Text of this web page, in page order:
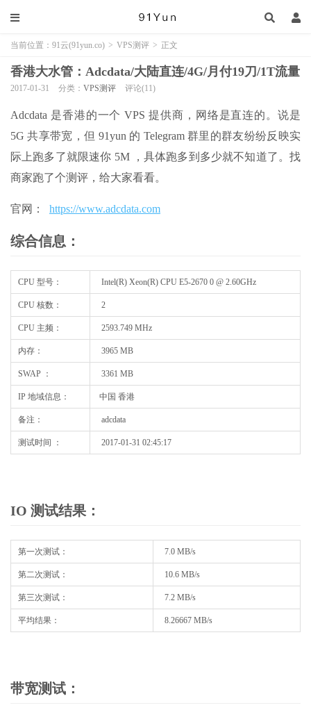
当前位置： 91云(91yun.co) > VPS测评 > 正文
香港大水管：Adcdata/大陆直连/4G/月付19刀/1T流量
2017-01-31 分类： VPS测评 评论(11)
Adcdata 是香港的一个 VPS 提供商，网络是直连的。说是
5G 共享带宽，但 91yun 的 Telegram 群里的群友纷纷反映实
际上跑多了就限速你 5M ，具体跑多到多少就不知道了。找
商家跑了个测评，给大家看看。
官网： https://www.adcdata.com
综合信息：
CPU 型号： Intel(R) Xeon(R) CPU E5-2670 0 @ 2.60GHz
CPU 核数： 2
CPU 主频： 2593.749 MHz
内存： 3965 MB
SWAP ： 3361 MB
IP 地域信息： 中国 香港
备注： adcdata
测试时间 ： 2017-01-31 02:45:17
IO 测试结果：
第一次测试： 7.0 MB/s
第二次测试： 10.6 MB/s
第三次测试： 7.2 MB/s
平均结果： 8.26667 MB/s
带宽测试：